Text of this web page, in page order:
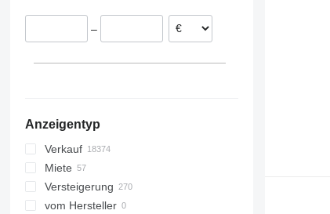
Ungarn
Tschechien
Türkei
Saudi-Arabien
Moldawien
Peru
–
Anzeigentyp
Verkauf
Miete
Versteigerung
vom Hersteller